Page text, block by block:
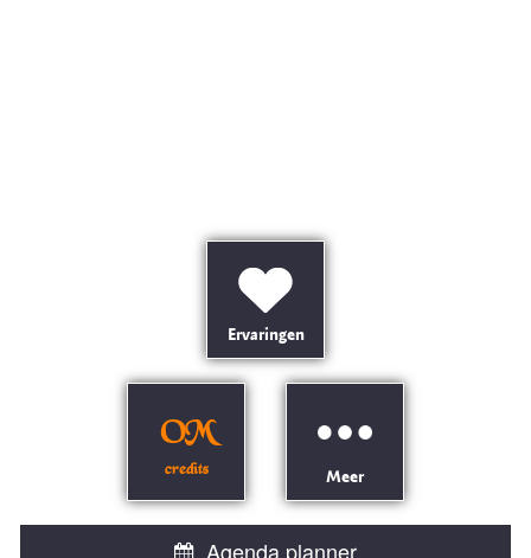
Ervaringen
OM
credits Meer
Agenda planner